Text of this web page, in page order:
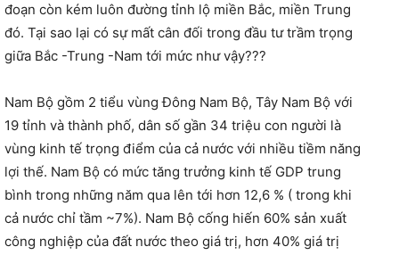
đoạn còn kém luôn đường tỉnh lộ miền Bắc, miền Trung
đó. Tại sao lại có sự mất cân đối trong đầu tư trầm trọng
giữa Bắc -Trung -Nam tới mức như vậy???
Nam Bộ gồm 2 tiểu vùng Đông Nam Bộ, Tây Nam Bộ với
19 tỉnh và thành phố, dân số gần 34 triệu con người là
vùng kinh tế trọng điểm của cả nước với nhiều tiềm năng
lợi thế. Nam Bộ có mức tăng trưởng kinh tế GDP trung
bình trong những năm qua lên tới hơn 12,6 % ( trong khi
cả nước chỉ tầm ~7%). Nam Bộ cống hiến 60% sản xuất
công nghiệp của đất nước theo giá trị, hơn 40% giá trị